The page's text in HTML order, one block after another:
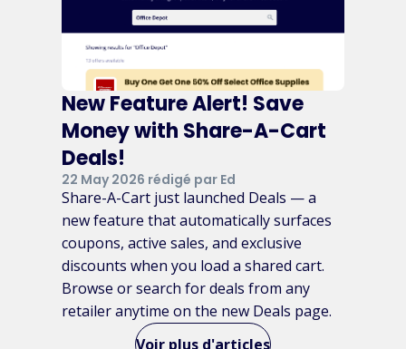
New Feature Alert! Save
Money with Share-A-Cart
Deals!
22 May 2026 rédigé par Ed
Share-A-Cart just launched Deals — a
new feature that automatically surfaces
coupons, active sales, and exclusive
discounts when you load a shared cart.
Browse or search for deals from any
retailer anytime on the new Deals page.
Voir plus d'articles